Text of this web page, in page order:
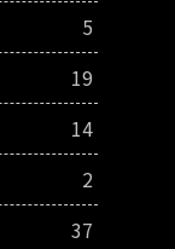
5
19
14
2
37